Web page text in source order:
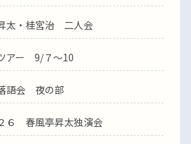
太・桂宮治 二人会
アー 9/７～10
語会 夜の部
６ 春風亭昇太独演会